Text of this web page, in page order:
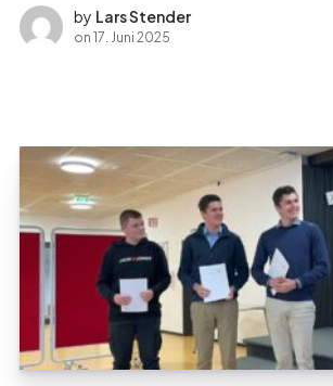
by Lars Stender
on 17. Juni 2025